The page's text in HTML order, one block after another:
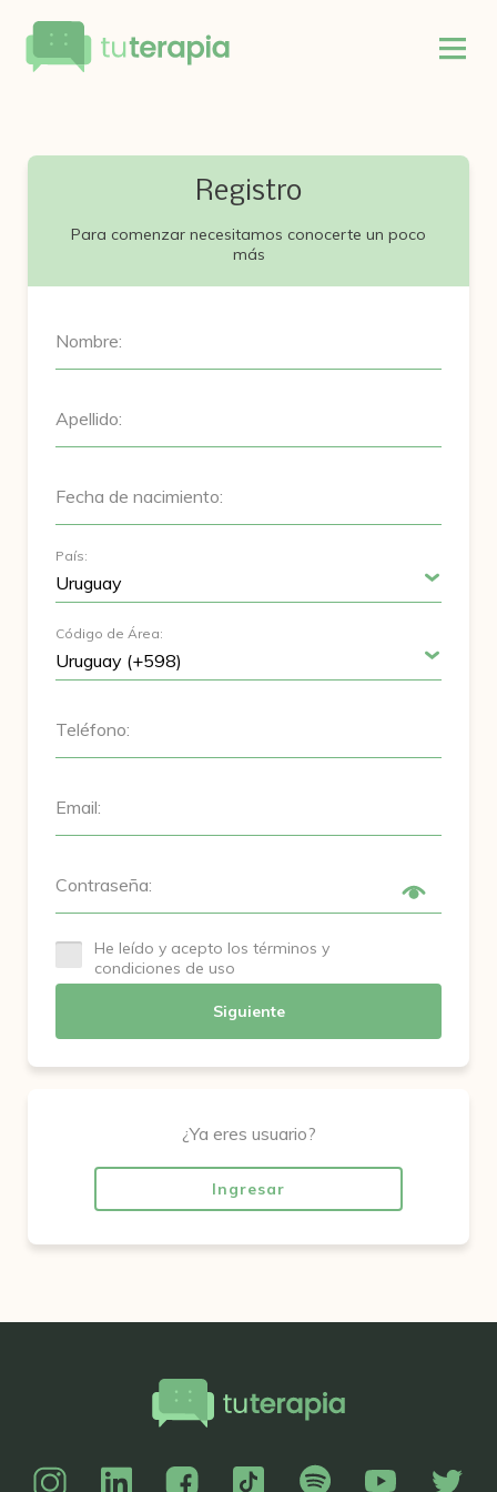
Registro
Para comenzar necesitamos conocerte un poco
más
Nombre:
Apellido:
Fecha de nacimiento:
País:
Código de Área:
Teléfono:
Email:
Contraseña:
He leído y acepto los términos y
condiciones de uso
Siguiente
¿Ya eres usuario?
Ingresar